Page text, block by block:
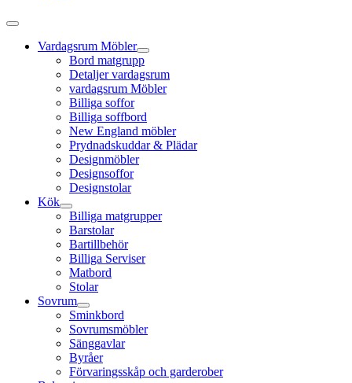
Vardagsrum Möbler
Bord matgrupp
Detaljer vardagsrum
vardagsrum Möbler
Billiga soffor
Billiga soffbord
New England möbler
Prydnadskuddar & Plädar
Designmöbler
Designsoffor
Designstolar
Kök
Billiga matgrupper
Barstolar
Bartillbehör
Billiga Serviser
Matbord
Stolar
Sovrum
Sminkbord
Sovrumsmöbler
Sänggavlar
Byråer
Förvaringsskåp och garderober